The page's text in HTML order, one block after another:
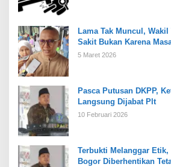
Lama Tak Muncul,
Sakit Bukan Karena
5 Maret 2026
Pasca Putusan DKPP,
Langsung Dijabat Plt
10 Februari 2026
Terbukti Melanggar Etik,
Bogor Diberhentikan